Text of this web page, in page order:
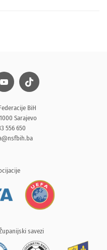
BiH
Sarajevo
556 650
savezi